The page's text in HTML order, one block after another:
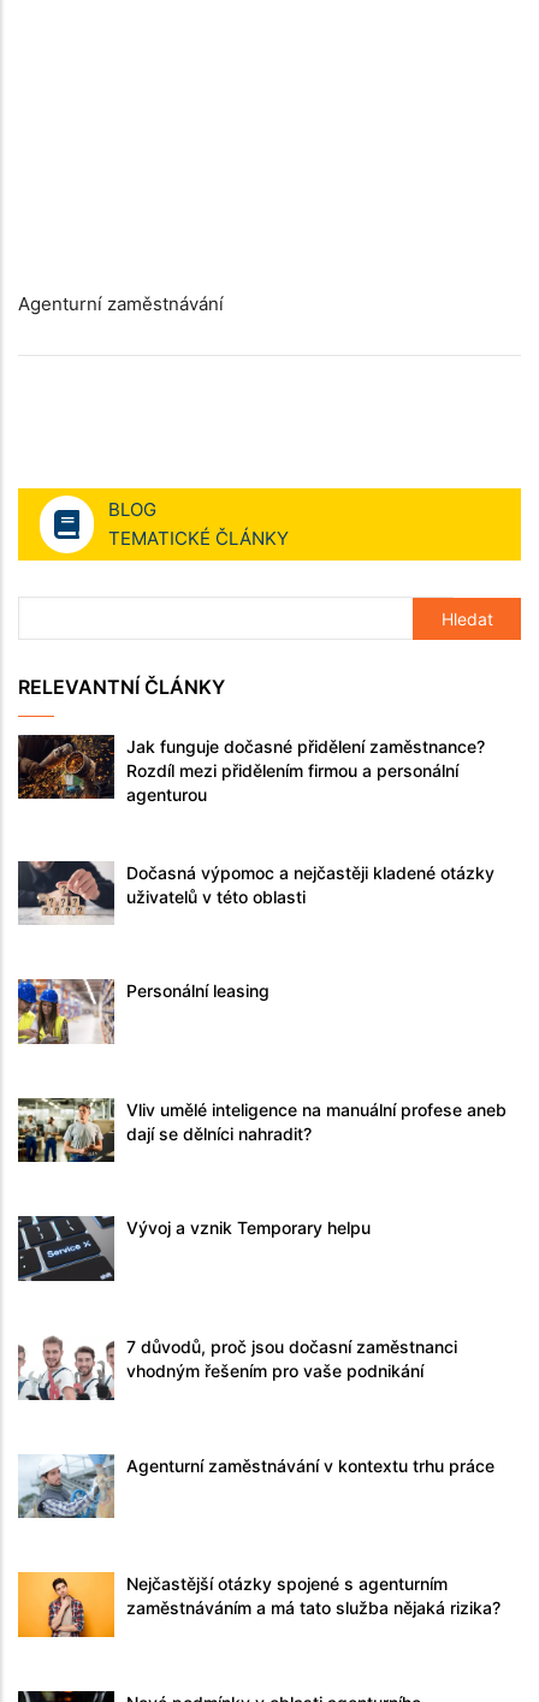
Agenturní zaměstnávání
BLOG
TEMATICKÉ ČLÁNKY
RELEVANTNÍ ČLÁNKY
Jak funguje dočasné přidělení zaměstnance?
Rozdíl mezi přidělením firmou a personální
agenturou
Dočasná výpomoc a nejčastěji kladené otázky
uživatelů v této oblasti
Personální leasing
Vliv umělé inteligence na manuální profese aneb
dají se dělníci nahradit?
Vývoj a vznik Temporary helpu
7 důvodů, proč jsou dočasní zaměstnanci
vhodným řešením pro vaše podnikání
Agenturní zaměstnávání v kontextu trhu práce
Nejčastější otázky spojené s agenturním
zaměstnáváním a má tato služba nějaká rizika?